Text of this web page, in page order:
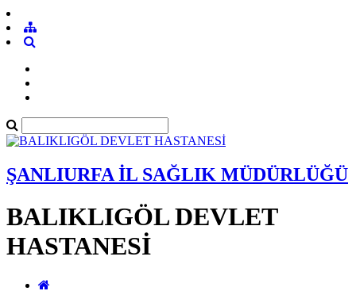
ŞANLIURFA İL SAĞLIK MÜDÜRLÜĞÜ
BALIKLIGÖL DEVLET
HASTANESİ